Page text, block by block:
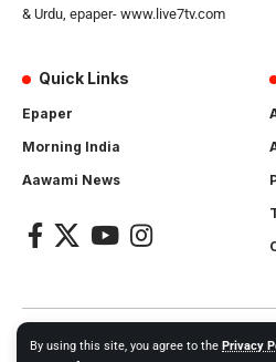
By using this site, you agree to the Privacy
& Urdu, epaper- www.live7tv.com
Quick Links
Epaper
Morning India
Aawami News
2024- All Rights Reserved.Live 7